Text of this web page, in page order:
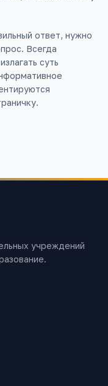
ответ, нужно
Всегда
суть
учреждений